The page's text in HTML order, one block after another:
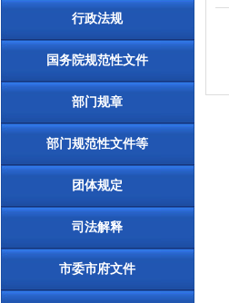
行政法规
国务院规范性文件
部门规章
部门规范性文件等
团体规定
司法解释
市委市府文件